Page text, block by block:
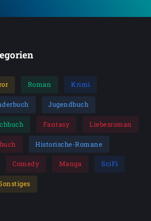
Roman Krimi
Jugendbuch
Fantasy Liebesroman
Historische-Romane
Comedy Manga SciFi